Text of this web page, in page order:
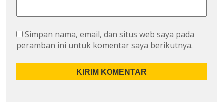
Simpan nama, email, dan situs web saya pada
peramban ini untuk komentar saya berikutnya.